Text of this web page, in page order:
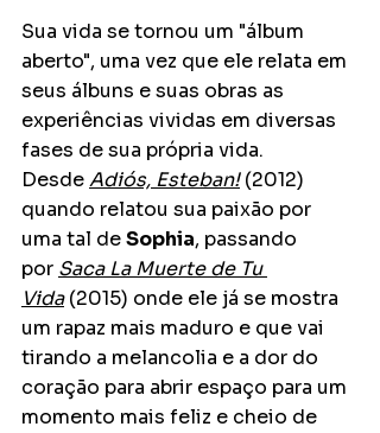
Sua vida se tornou um "álbum
aberto", uma vez que ele relata em
seus álbuns e suas obras as
experiências vividas em diversas
fases de sua própria vida.
Desde Adiós, Esteban! (2012)
quando relatou sua paixão por
uma tal de Sophia, passando
por Saca La Muerte de Tu
Vida (2015) onde ele já se mostra
um rapaz mais maduro e que vai
tirando a melancolia e a dor do
coração para abrir espaço para um
momento mais feliz e cheio de